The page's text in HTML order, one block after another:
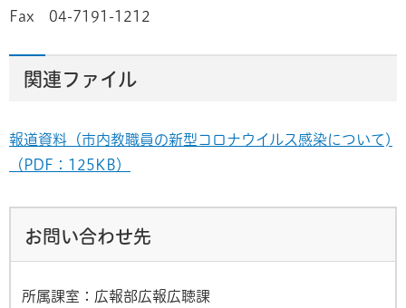
Fax 04-7191-1212
関連ファイル
報道資料（市内教職員の新型コロナウイルス感染について)
（PDF：125KB）
お問い合わせ先
所属課室：広報部広報広聴課